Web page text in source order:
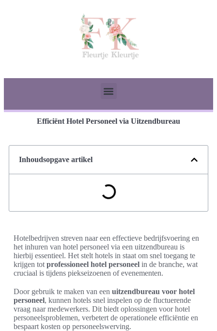
Efficiënt Hotel Personeel via Uitzendbureau
Inhoudsopgave artikel
Hotelbedrijven streven naar een effectieve bedrijfsvoering en
het inhuren van hotel personeel via een uitzendbureau is
hierbij essentieel. Het stelt hotels in staat om snel toegang te
krijgen tot professioneel hotel personeel in de branche, wat
cruciaal is tijdens piekseizoenen of evenementen.
Door gebruik te maken van een uitzendbureau voor hotel
personeel, kunnen hotels snel inspelen op de fluctuerende
vraag naar medewerkers. Dit biedt oplossingen voor hotel
personeelsproblemen, verbetert de operationele efficiëntie en
bespaart kosten op personeelswerving.